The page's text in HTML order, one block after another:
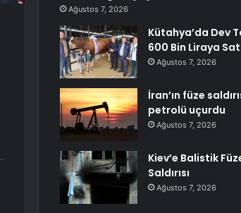
Ağustos 7, 2026
Kütahya’da Dev
600 Bin Liraya
Ağustos 7, 2026
İran’ın füze
petrolü uçurdu
Ağustos 7, 2026
Kiev’e Balistik
Saldırısı
Ağustos 7, 2026